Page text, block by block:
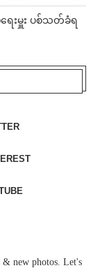
ေးမှူး ပစ်သတ်ခံရ
& new photos. Let's